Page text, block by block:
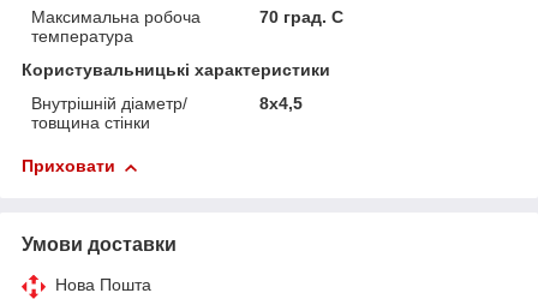
Максимальна робоча
температура
70 град. C
Користувальницькі характеристики
Внутрішній діаметр/
товщина стінки
8х4,5
Приховати
Умови доставки
Нова Пошта